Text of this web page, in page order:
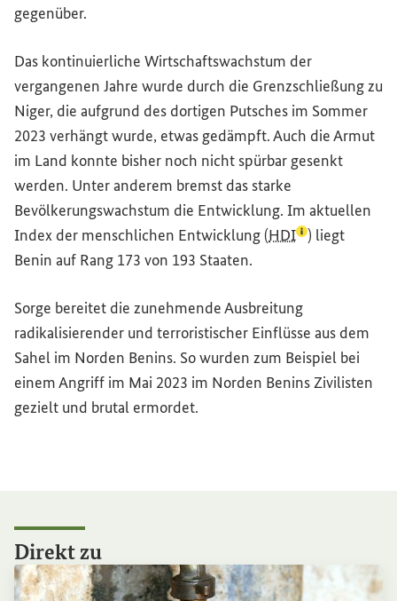
gegenüber.
Das kontinuierliche Wirtschaftswachstum der
vergangenen Jahre wurde durch die Grenzschließung zu
Niger, die aufgrund des dortigen Putsches im Sommer
2023 verhängt wurde, etwas gedämpft. Auch die Armut
im Land konnte bisher noch nicht spürbar gesenkt
werden. Unter anderem bremst das starke
Bevölkerungswachstum die Entwicklung. Im aktuellen
Index der menschlichen Entwicklung (HDI(Lexikon-
) liegt
Benin auf Rang 173 von 193 Staaten.
Sorge bereitet die zunehmende Ausbreitung
radikalisierender und terroristischer Einflüsse aus dem
Sahel im Norden Benins. So wurden zum Beispiel bei
einem Angriff im Mai 2023 im Norden Benins Zivilisten
gezielt und brutal ermordet.
Direkt zu